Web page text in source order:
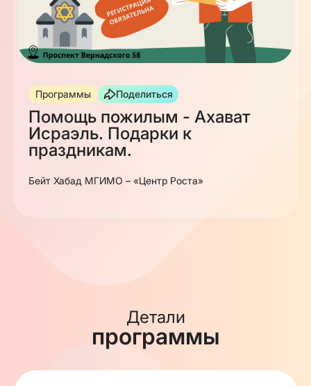
Программы Поделиться
Помощь пожилым - Ахават
Исраэль. Подарки к
праздникам.
Бейт Хабад МГИМО – «Центр Роста»
Детали
программы